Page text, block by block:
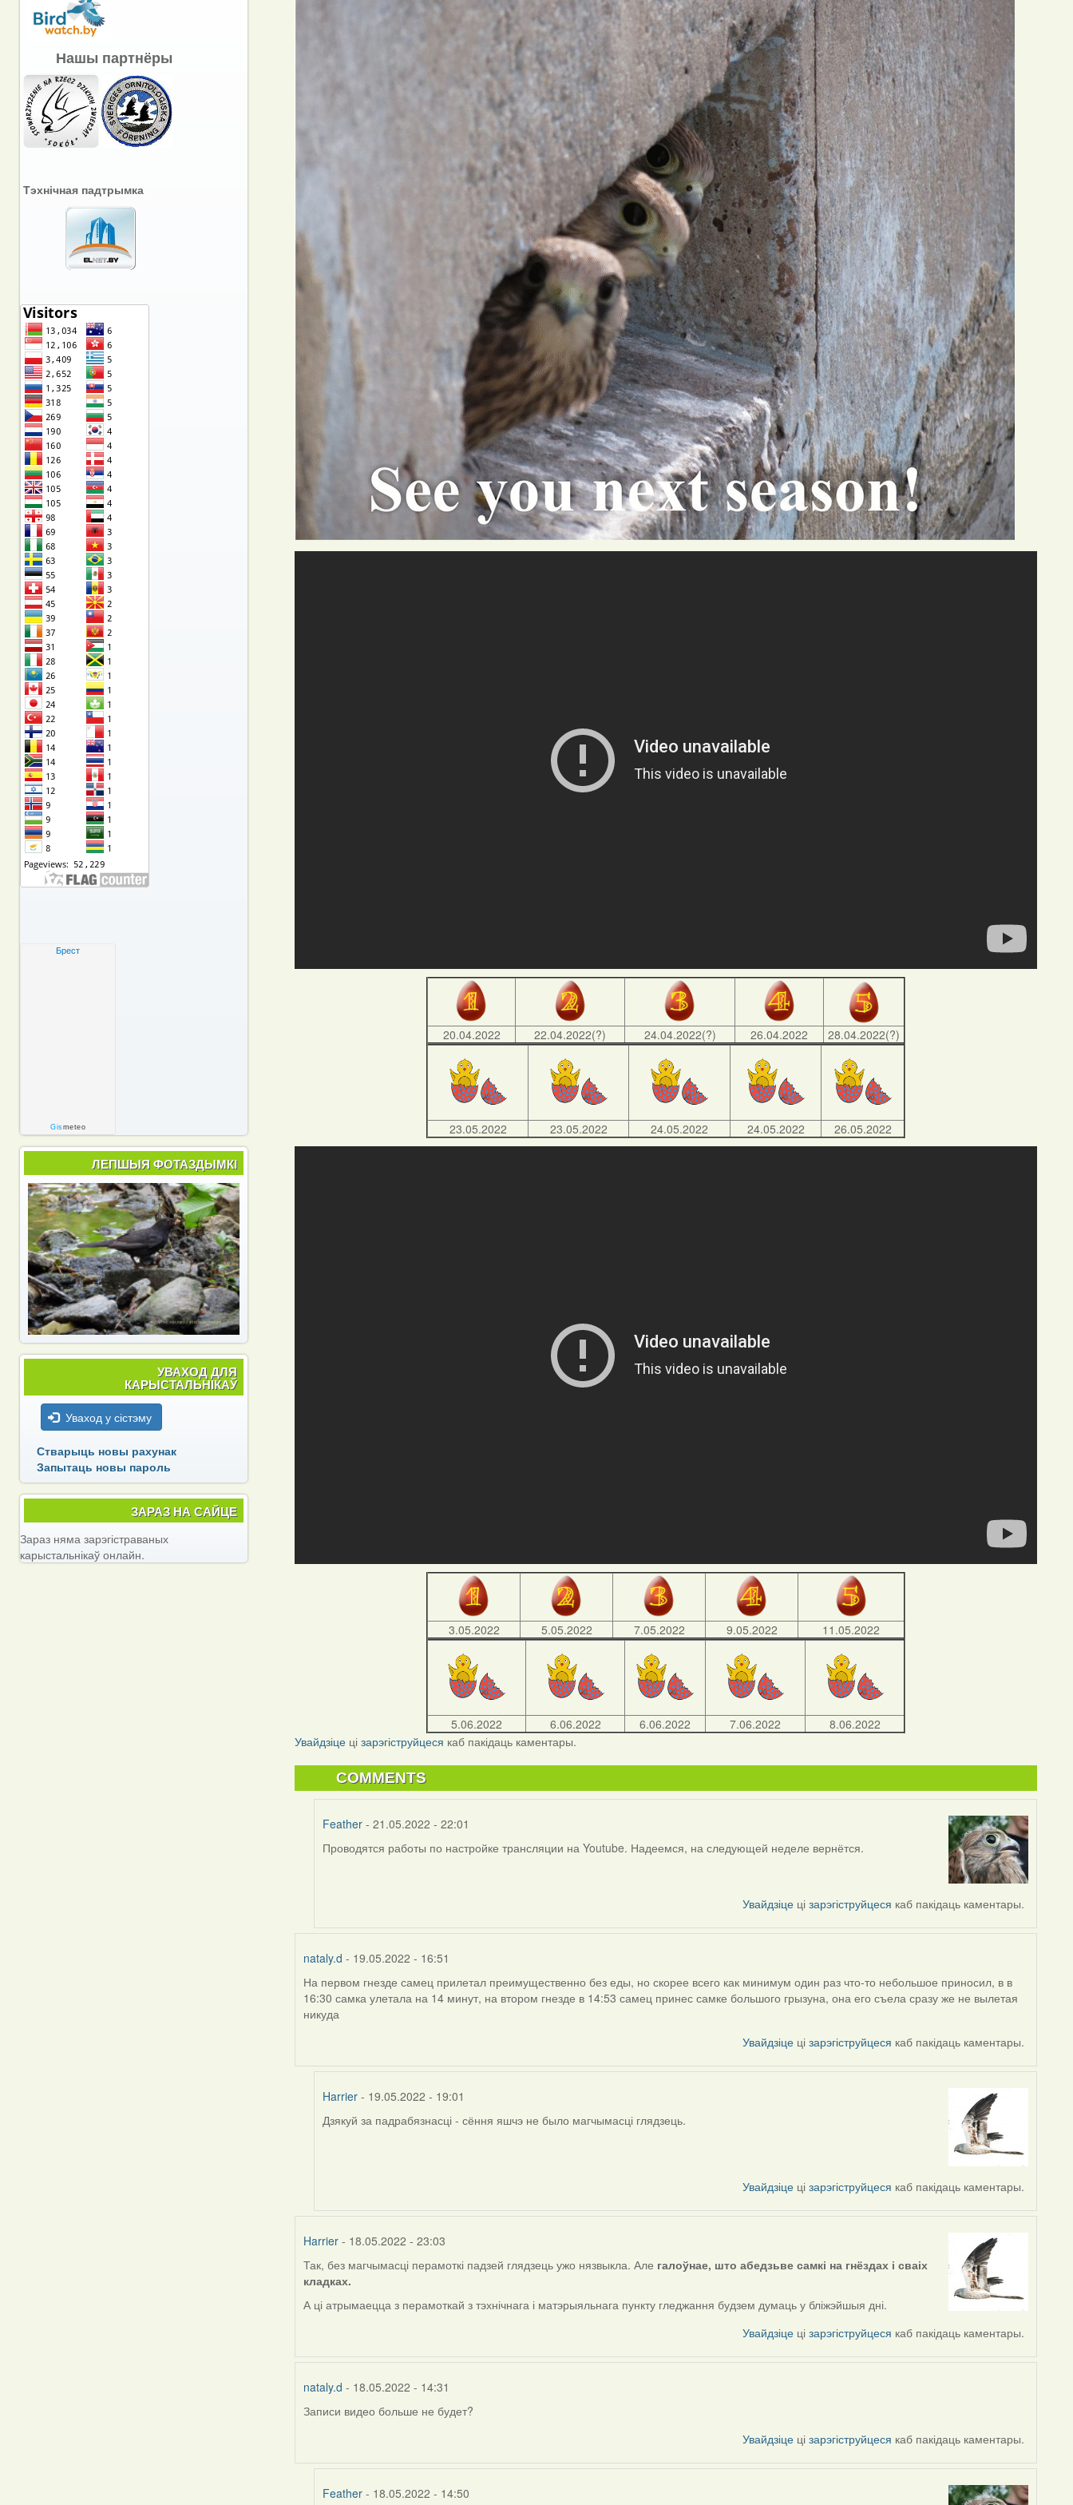
20.04.2022 22.04.2022(?) 24.04.2022(?) 26.04.2022 28.04.2022(?)
23.05.2022 23.05.2022 24.05.2022 24.05.2022 26.05.2022
3.05.2022 5.05.2022 7.05.2022 9.05.2022 11.05.2022
5.06.2022 6.06.2022 6.06.2022 7.06.2022
8.06.2022
Увайдзіце цізарэгіструйцеся каб пакідаць каментары.
COMMENTS
Feather- 21.05.2022 - 22:01
In
Проводятся работы по настройке трансляции на Youtube. Надеемся, на следующей неделе вернётся.
Увайдзіце цізарэгіструйцеся каб пакідаць каментары.
nataly.d - 19.05.2022 - 16:51
На первом гнезде самец прилетал преимущественно без еды, но скорее всего как минимум один раз что-то небольшое приносил, в в
16:30 самка улетала на 14 минут, на втором гнезде в 14:53 самец принес самке большого грызуна, она его съела сразу же не вылетая
никуда
Увайдзіце цізарэгіструйцеся каб пакідаць каментары.
Harrier- 19.05.2022 - 19:01
In
Дзякуй за падрабязнасці - сёння яшчэ не было магчымасці глядзець.
Увайдзіце цізарэгіструйцеся каб пакідаць каментары.
Harrier - 18.05.2022 - 23:03
Так, без магчымасці перамоткі падзей глядзець ужо нязвыкла. Але галоўнае, што абедзьве самкі на гнёздах і сваіх
кладках.
А ці атрымаецца з перамоткай з тэхнічнага і матэрыяльнага пункту гледжання будзем думаць у бліжэйшыя дні.
Увайдзіце цізарэгіструйцеся каб пакідаць каментары.
nataly.d - 18.05.2022 - 14:31
Записи видео больше не будет?
Увайдзіце цізарэгіструйцеся каб пакідаць каментары.
Feather- 18.05.2022 - 14:50
Нашы партнёры
Тэхнічная падтрымка
Брест
Gismeteo
ЛЕПШЫЯ ФОТАЗДЫМКІ
УВАХОД ДЛЯ
КАРЫСТАЛЬНІКАЎ
Уваход у сістэму
Стварыць новы рахунак
Запытаць новы пароль
ЗАРАЗ НА САЙЦЕ
Зараз няма зарэгістраваных
карыстальнікаў онлайн.